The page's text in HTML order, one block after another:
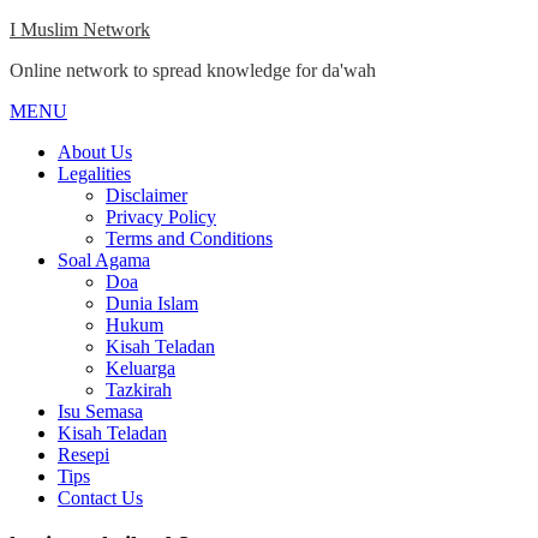
Skip
content
I Muslim Network
Online network to spread knowledge for da'wah
MENU
Menu
About Us
Legalities
Disclaimer
Privacy Policy
Terms and Conditions
Soal Agama
Doa
Dunia Islam
Hukum
Kisah Teladan
Keluarga
Tazkirah
Isu Semasa
Kisah Teladan
Resepi
Tips
Contact Us